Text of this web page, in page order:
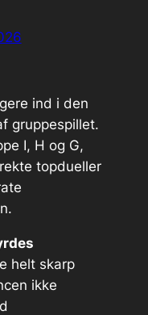
ind i den
gruppespillet.
I, H og G,
topdueller
helt skarp
ikke